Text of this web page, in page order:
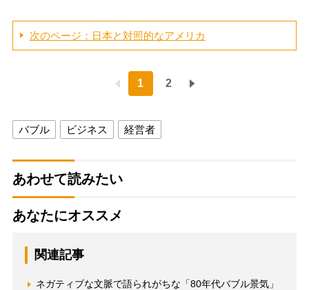
次のページ：日本と対照的なアメリカ
1 2
バブル ビジネス 経営者
あわせて読みたい
あなたにオススメ
関連記事
ネガティブな文脈で語られがちな「80年代バブル景気」